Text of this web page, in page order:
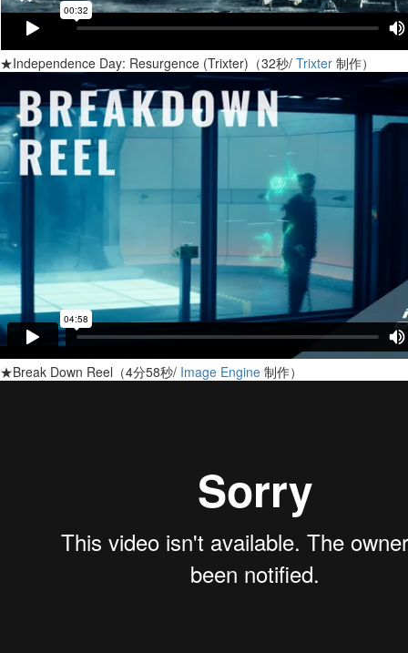
★Independence Day: Resurgence (Trixter)（32秒/ Trixter 制作）
★Break Down Reel（4分58秒/ Image Engine 制作）